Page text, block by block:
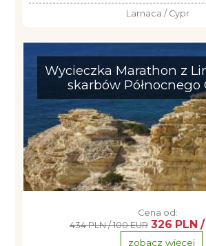
Larnaca / Cypr
Wycieczka Marathon z
skarbów Północnego
Cena od:
434 PLN / 100 EUR 326 PLN /
zobacz więcej